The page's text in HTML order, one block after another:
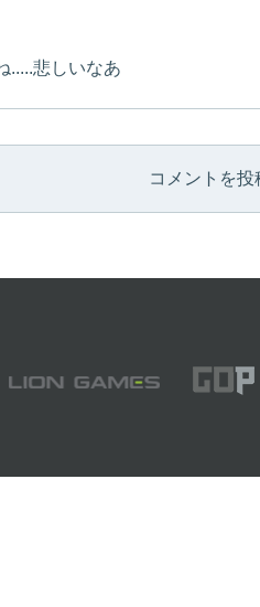
.....悲しいなあ
コメントを